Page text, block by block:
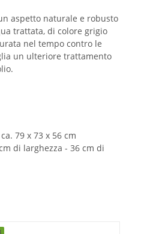
aspetto naturale e robusto
trattata, di colore grigio
nel tempo contro le
un ulteriore trattamento
79 x 73 x 56 cm
di larghezza - 36 cm di